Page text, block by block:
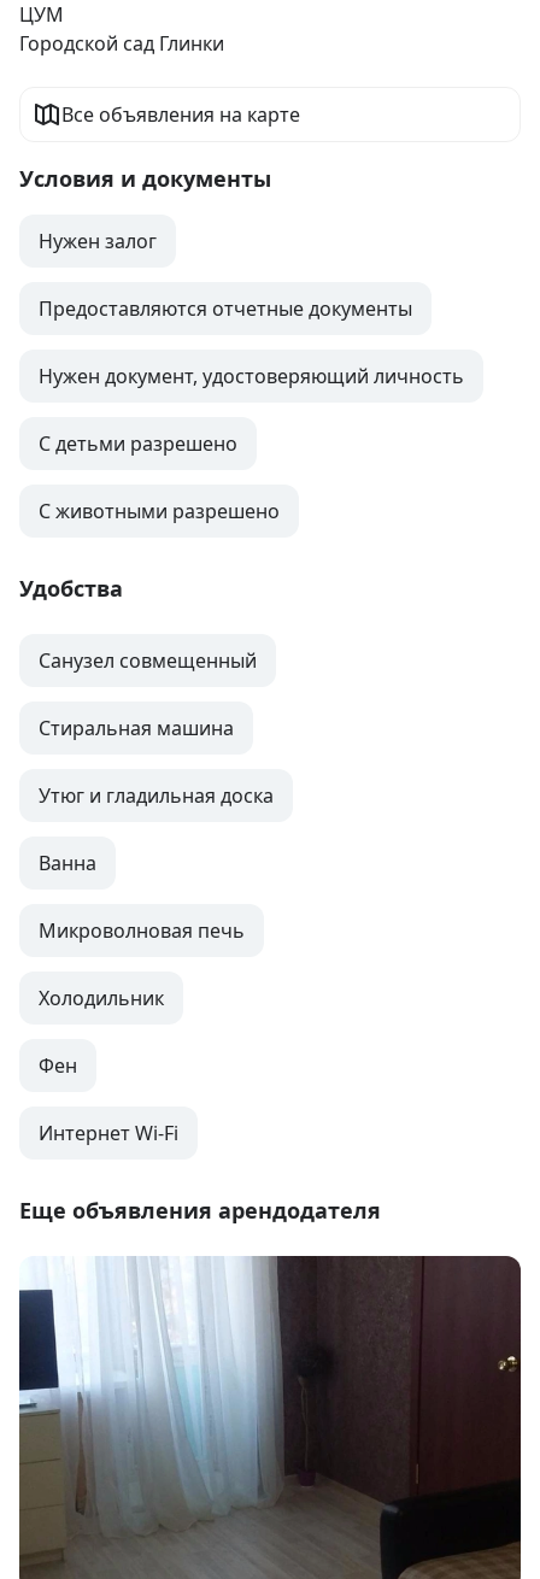
ЦУМ
Городской сад Глинки
Все объявления на карте
Условия и документы
Нужен залог
Предоставляются отчетные документы
Нужен документ, удостоверяющий личность
С детьми разрешено
С животными разрешено
Удобства
Санузел совмещенный
Стиральная машина
Утюг и гладильная доска
Ванна
Микроволновая печь
Холодильник
Фен
Интернет Wi-Fi
Еще объявления арендодателя